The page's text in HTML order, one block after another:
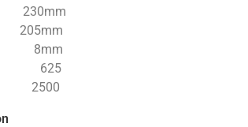
8mm
625
2500